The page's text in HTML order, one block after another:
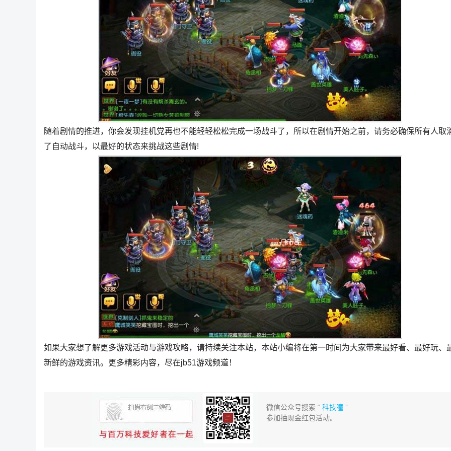
随着剧情的推进，你会发现挂机党再也不能轻轻松松完成一场战斗了，所以在剧情开始之前，请务必确保所有人取
了自动战斗，以最好的状态来挑战这些剧情!
如果大家想了解更多游戏活动与游戏攻略，请持续关注本站，本站小编将在第一时间为大家带来最好看、最好玩、
新鲜的游戏资讯。更多精彩内容，尽在jb51游戏频道！
微信公众号搜索 “科技瞳 ”
参加抽现金红包活动。